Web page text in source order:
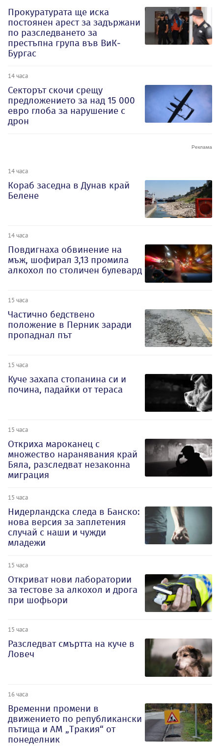
Прокуратурата ще иска
постоянен арест за задържани
по разследването за
престъпна група във ВиК-
Бургас
14 часа
Секторът скочи срещу
предложението за над 15 000
евро глоба за нарушение с
дрон
14 часа
Кораб заседна в Дунав край
Белене
14 часа
Повдигнаха обвинение на
мъж, шофирал 3,13 промила
алкохол по столичен булевард
15 часа
Частично бедствено
положение в Перник заради
пропаднал път
15 часа
Куче захапа стопанина си и
почина, падайки от тераса
15 часа
Откриха мароканец с
множество наранявания край
Бяла, разследват незаконна
миграция
15 часа
Нидерландска следа в Банско:
нова версия за заплетения
случай с наши и чужди
младежи
15 часа
Откриват нови лаборатории
за тестове за алкохол и дрога
при шофьори
15 часа
Разследват смъртта на куче в
Ловеч
16 часа
Временни промени в
движението по републикански
пътища и АМ „Тракия“ от
понеделник